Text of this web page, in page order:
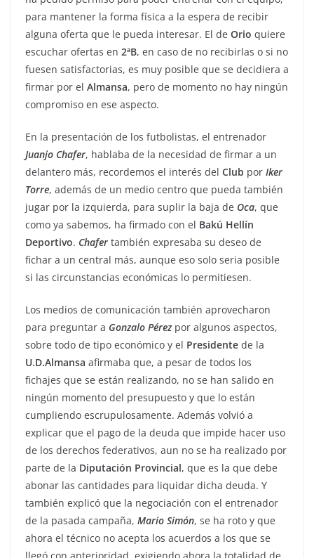
para mantener la forma física a la espera de recibir
alguna oferta que le pueda interesar. El de Orio quiere
escuchar ofertas en 2ªB, en caso de no recibirlas o si no
fuesen satisfactorias, es muy posible que se decidiera a
firmar por el Almansa, pero de momento no hay ningún
compromiso en ese aspecto.
En la presentación de los futbolistas, el entrenador
Juanjo Chafer, hablaba de la necesidad de firmar a un
delantero más, recordemos el interés del Club por Iker
Torre, además de un medio centro que pueda también
jugar por la izquierda, para suplir la baja de Oca, que
como ya sabemos, ha firmado con el Bakú Hellín
Deportivo. Chafer también expresaba su deseo de
fichar a un central más, aunque eso solo seria posible
si las circunstancias económicas lo permitiesen.
Los medios de comunicación también aprovecharon
para preguntar a Gonzalo Pérezpor algunos aspectos,
sobre todo de tipo económico y el Presidente de la
U.D.Almansa afirmaba que, a pesar de todos los
fichajes que se están realizando, no se han salido en
ningún momento del presupuesto y que lo están
cumpliendo escrupulosamente. Además volvió a
explicar que el pago de la deuda que impide hacer uso
de los derechos federativos, aun no se ha realizado por
parte de la Diputación Provincial, que es la que debe
abonar las cantidades para liquidar dicha deuda. Y
también explicó que la negociación con el entrenador
de la pasada campaña, Mario Simón, se ha roto y que
ahora el técnico no acepta los acuerdos a los que se
llegó con anterioridad, exigiendo ahora la totalidad de